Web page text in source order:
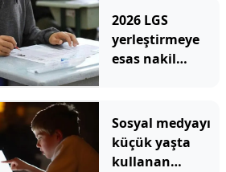
2026 LGS
yerleştirmeye
esas nakil
yapılır?
Sosyal medyayı
küçük yaşta
kullanan